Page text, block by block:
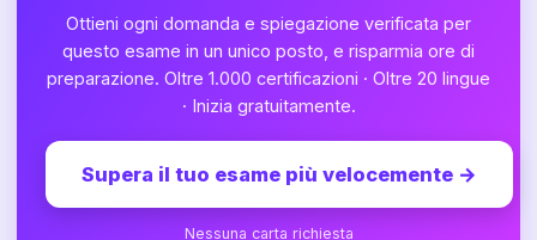
Ottieni ogni domanda e spiegazione verificata per
questo esame in un unico posto, e risparmia ore di
preparazione. Oltre 1.000 certificazioni · Oltre 20 lingue
· Inizia gratuitamente.
Supera il tuo esame più velocemente →
Nessuna carta richiesta